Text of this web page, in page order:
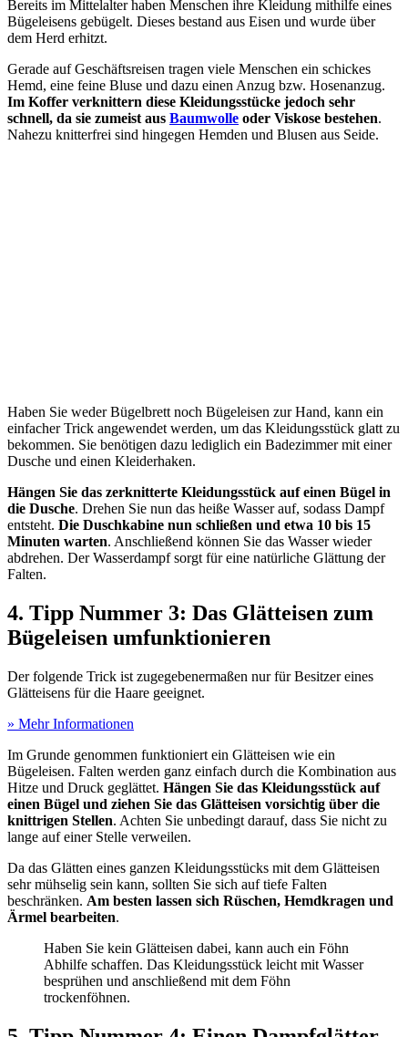
Bereits im Mittelalter haben Menschen ihre Kleidung mithilfe eines
Bügeleisens gebügelt. Dieses bestand aus Eisen und wurde über
dem Herd erhitzt.
Gerade auf Geschäftsreisen tragen viele Menschen ein schickes
Hemd, eine feine Bluse und dazu einen Anzug bzw. Hosenanzug.
Im Koffer verknittern diese Kleidungsstücke jedoch sehr
schnell, da sie zumeist aus Baumwolle oder Viskose bestehen.
Nahezu knitterfrei sind hingegen Hemden und Blusen aus Seide.
Haben Sie weder Bügelbrett noch Bügeleisen zur Hand, kann ein
einfacher Trick angewendet werden, um das Kleidungsstück glatt zu
bekommen. Sie benötigen dazu lediglich ein Badezimmer mit einer
Dusche und einen Kleiderhaken.
Hängen Sie das zerknitterte Kleidungsstück auf einen Bügel in
die Dusche. Drehen Sie nun das heiße Wasser auf, sodass Dampf
entsteht. Die Duschkabine nun schließen und etwa 10 bis 15
Minuten warten. Anschließend können Sie das Wasser wieder
abdrehen. Der Wasserdampf sorgt für eine natürliche Glättung der
Falten.
4. Tipp Nummer 3: Das Glätteisen zum
Bügeleisen umfunktionieren
Der folgende Trick ist zugegebenermaßen nur für Besitzer eines
Glätteisens für die Haare geeignet.
» Mehr Informationen
Im Grunde genommen funktioniert ein Glätteisen wie ein
Bügeleisen. Falten werden ganz einfach durch die Kombination aus
Hitze und Druck geglättet. Hängen Sie das Kleidungsstück auf
einen Bügel und ziehen Sie das Glätteisen vorsichtig über die
knittrigen Stellen. Achten Sie unbedingt darauf, dass Sie nicht zu
lange auf einer Stelle verweilen.
Da das Glätten eines ganzen Kleidungsstücks mit dem Glätteisen
sehr mühselig sein kann, sollten Sie sich auf tiefe Falten
beschränken. Am besten lassen sich Rüschen, Hemdkragen und
Ärmel bearbeiten.
Haben Sie kein Glätteisen dabei, kann auch ein Föhn
Abhilfe schaffen. Das Kleidungsstück leicht mit Wasser
besprühen und anschließend mit dem Föhn
trockenföhnen.